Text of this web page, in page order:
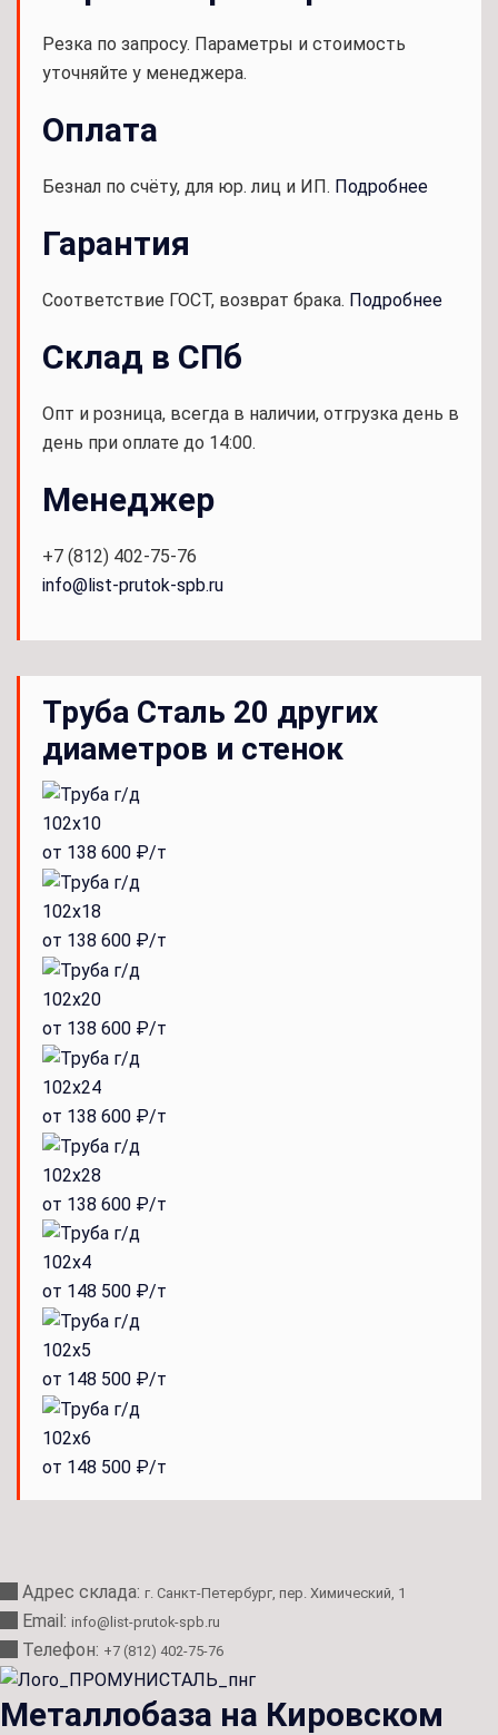
Резка по запросу. Параметры и стоимость
уточняйте у менеджера.
Оплата
Безнал по счёту, для юр. лиц и ИП. Подробнее
Гарантия
Соответствие ГОСТ, возврат брака. Подробнее
Склад в СПб
Опт и розница, всегда в наличии, отгрузка день в
день при оплате до 14:00.
Менеджер
+7 (812) 402-75-76
info@list-prutok-spb.ru
Труба Сталь 20 других
диаметров и стенок
102x10
от 138 600 ₽/т
102x18
от 138 600 ₽/т
102x20
от 138 600 ₽/т
102x24
от 138 600 ₽/т
102x28
от 138 600 ₽/т
102x4
от 148 500 ₽/т
102x5
от 148 500 ₽/т
102x6
от 148 500 ₽/т
Адрес склада: г. Санкт-Петербург, пер. Химический, 1
Email: info@list-prutok-spb.ru
Телефон: +7 (812) 402-75-76
Металлобаза на Кировском